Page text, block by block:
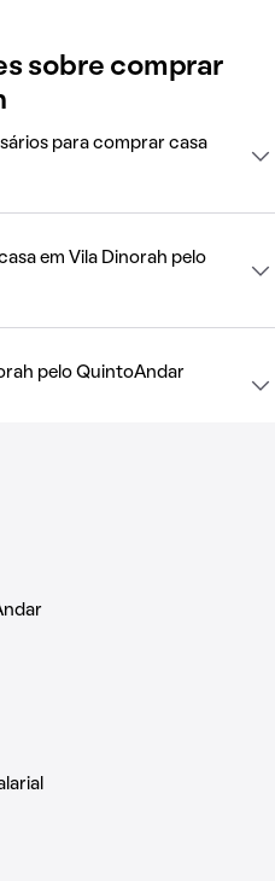
sobre comprar
para comprar casa
em Vila Dinorah pelo
pelo QuintoAndar